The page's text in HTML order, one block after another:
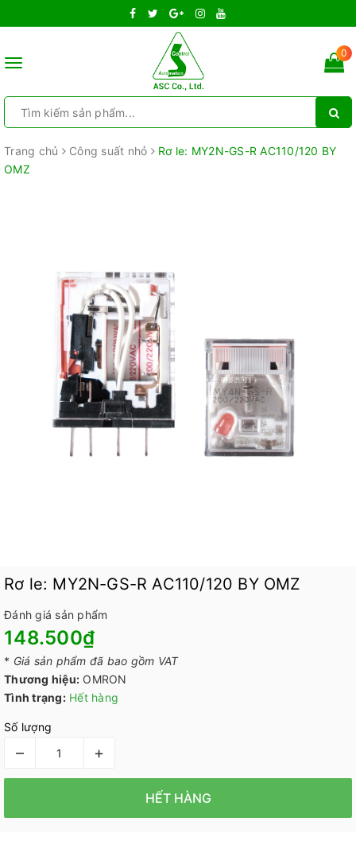
Toggle
0
Trang chủ Công suất nhỏ
Rơ le: MY2N-GS-R AC110/120 BY
OMZ
Rơ le: MY2N-GS-R AC110/120 BY OMZ
Đánh giá sản phẩm
148.500₫
* Giá sản phẩm đã bao gồm VAT
Thương hiệu: OMRON
Tình trạng: Hết hàng
Số lượng
– +
HẾT HÀNG